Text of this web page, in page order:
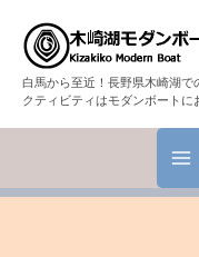
白馬から至近！長野県木崎湖
クティビティはモダンボートに